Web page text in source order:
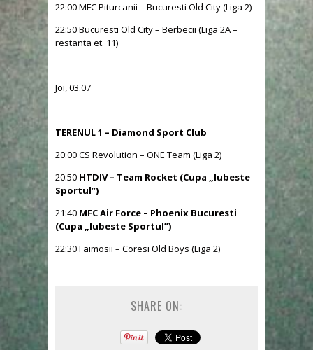
22:00 MFC Piturcanii – Bucuresti Old City (Liga 2)
22:50 Bucuresti Old City – Berbecii (Liga 2A –
restanta et. 11)
Joi, 03.07
TERENUL 1 – Diamond Sport Club
20:00 CS Revolution – ONE Team (Liga 2)
20:50 HTDIV – Team Rocket (Cupa „Iubeste
Sportul”)
21:40 MFC Air Force – Phoenix Bucuresti
(Cupa „Iubeste Sportul”)
22:30 Faimosii – Coresi Old Boys (Liga 2)
SHARE ON: